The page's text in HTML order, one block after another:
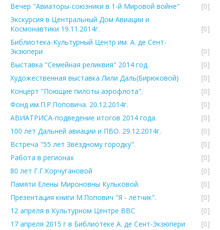
Вечер "Авиаторы-союзники в 1-й Мировой войне"
[0]
Экскурсия в Центральный Дом Авиации и
Космонавтики 19.11.2014г.
[0]
Библиотека-Культурный Центр им. А. де Сент-
Экзюпери
[0]
Выставка "Семейная реликвия" 2014 год.
[0]
Художественная выставка Лили Даль(Бирюковой)
[0]
Концерт "Поющие пилоты аэрофлота".
[0]
Фонд им.П.Р.Поповича. 20.12.2014г.
[0]
АВИАТРИСА-подведение итогов 2014 года.
[0]
100 лет Дальней авиации и ПВО. 29.12.2014г.
[0]
Встреча "55 лет Звёздному городку".
[0]
Работа в регионах
[0]
80 лет Г.Г.Корчугановой
[0]
Памяти Елены Мироновны Кульковой.
[0]
Презентация книги М.Попович "Я - лётчик".
[0]
12 апреля в Культурном Центре ВВС
[0]
17 апреля 2015 г в Библиотеке А. де Сент-Экзюпери
[0]